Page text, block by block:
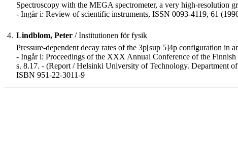
Spectroscopy with the MEGA spectrometer, a very high-resolution
- Ingår i: Review of scientific instruments, ISSN 0093-4119, 61
4. Lindblom, Peter / Institutionen för fysik
Pressure-dependent decay rates of the 3p[sup 5]4p configuration in
- Ingår i: Proceedings of the XXX Annual Conference of the
s. 8.17. - (Report / Helsinki University of Technology. Department
ISBN 951-22-3011-9